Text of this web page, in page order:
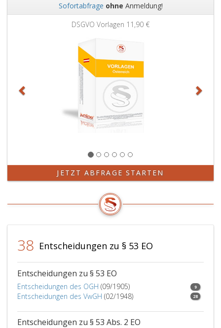
Sofortabfrage ohne Anmeldung!
DSGVO Vorlagen 11,90 €
JETZT ABFRAGE STARTEN
38 Entscheidungen zu § 53 EO
Entscheidungen zu § 53 EO
Entscheidungen des OGH (09/1905) 9
Entscheidungen des VwGH (02/1948) 28
Entscheidungen zu § 53 Abs. 2 EO